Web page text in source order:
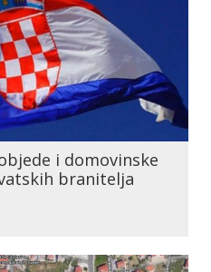
i domovinske
branitelja